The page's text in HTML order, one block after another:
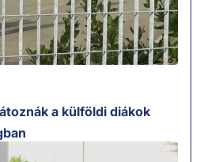
a külföldi diákok